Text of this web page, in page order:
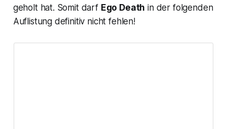
geholt hat. Somit darf Ego Death in der folgenden
Auflistung definitiv nicht fehlen!